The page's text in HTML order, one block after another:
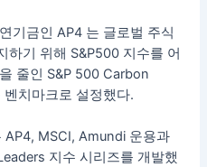
기금인 AP4 는 글로벌 주식
하기 위해 S&P500 지수를 어
줄인 S&P 500 Carbon
치마크로 설정했다.
AP4, MSCI, Amundi 운용과
지수 시리즈를 개발했